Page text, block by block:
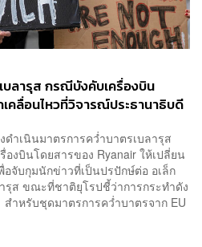
บลารุส กรณีบังคับเครื่องบิน
คลื่อนไหวที่วิจารณ์ประธานาธิบดี
ำเนินมาตรการคว่ำบาตรเบลารุส
งบินโดยสารของ Ryanair ให้เปลี่ยน
อจับกุมนักข่าวที่เป็นปรปักษ์ต่อ อเล็ก
รุส ขณะที่ชาติยุโรปชี้ว่าการกระทำดัง
สำหรับชุดมาตรการคว่ำบาตรจาก EU